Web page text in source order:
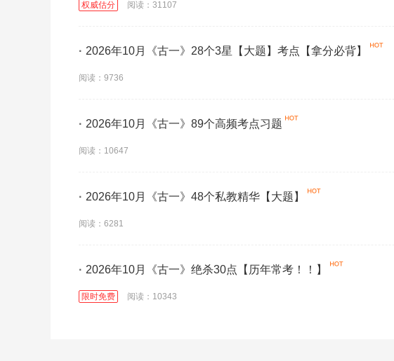
权威估分 阅读：31107
· 2026年10月《古一》28个3星【大题】考点【拿分必背】
阅读：9736
· 2026年10月《古一》89个高频考点习题
阅读：10647
· 2026年10月《古一》48个私教精华【大题】
阅读：6281
· 2026年10月《古一》绝杀30点【历年常考！！】
限时免费 阅读：10343